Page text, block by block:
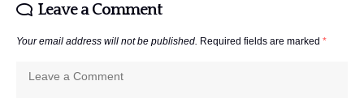
Leave a Comment
Your email address will not be published. Required fields are marked *